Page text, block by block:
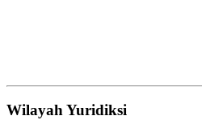
Wilayah Yuridiksi